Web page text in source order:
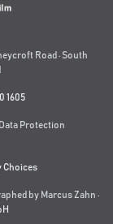
Road · South
1605
Protection
Choices
by Marcus Zahn ·